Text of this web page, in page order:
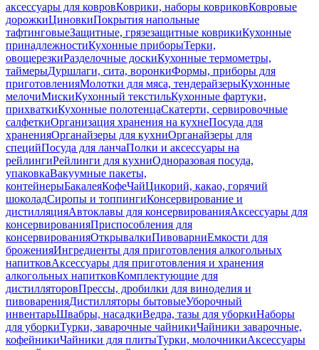
аксессуары для ковровКоврики, наборы ковриковКовровые
дорожкиЦиновкиПокрытия напольные
тафтинговыеЗащитные, грязезащитные коврикиКухонные
принадлежностиКухонные приборыТерки,
овощерезкиРазделочные доскиКухонные термометры,
таймерыДуршлаги, сита, воронкиФормы, приборы для
приготовленияМолотки для мяса, тендерайзерыКухонные
мелочиМискиКухонный текстильКухонные фартуки,
прихваткиКухонные полотенцаСкатерти, сервировочные
салфеткиОрганизация хранения на кухнеПосуда для
храненияОрганайзеры для кухниОрганайзеры для
специйПосуда для ланчаПолки и аксессуары на
рейлингиРейлинги для кухниОдноразовая посуда,
упаковкаВакуумные пакеты,
контейнерыБакалеяКофеЧайЦикорий, какао, горячий
шоколадСиропы и топпингиКонсервирование и
дистилляцияАвтоклавы для консервированияАксессуары для
консервированияПриспособления для
консервированияОткрывалкиПивоварниЕмкости для
броженияИнгредиенты для приготовления алкогольных
напитковАксессуары для приготовления и хранения
алкогольных напитковКомплектующие для
дистилляторовПрессы, дробилки для виноделия и
пивоваренияДистилляторы бытовыеУборочный
инвентарьШвабры, насадкиВедра, тазы для уборкиНаборы
для уборкиТурки, заварочные чайникиЧайники заварочные,
кофейникиЧайники для плитыТурки, молочникиАксессуары